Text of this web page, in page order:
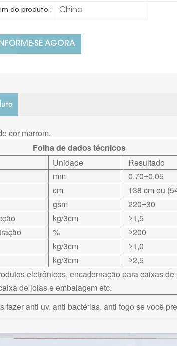
do produto : China
INFORME-SE AGORA
cor marrom.
Folha de dados técnicos
Unidade
Resultado
mm
0,70±0,05
cm
138 cm ou
gsm
220±30
kg/3cm
≥1,5
%
≥200
kg/3cm
≥1,0
kg/3cm
≥2,5
eletrônicos, encadernação para caixas de
de joias e embalagem etc.
fazer anti uv, anti bactérias, anti fogo se você